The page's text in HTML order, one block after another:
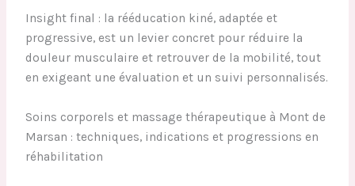
Insight final : la rééducation kiné, adaptée et
progressive, est un levier concret pour réduire la
douleur musculaire et retrouver de la mobilité, tout
en exigeant une évaluation et un suivi personnalisés.
Soins corporels et massage thérapeutique à Mont de
Marsan : techniques, indications et progressions en
réhabilitation